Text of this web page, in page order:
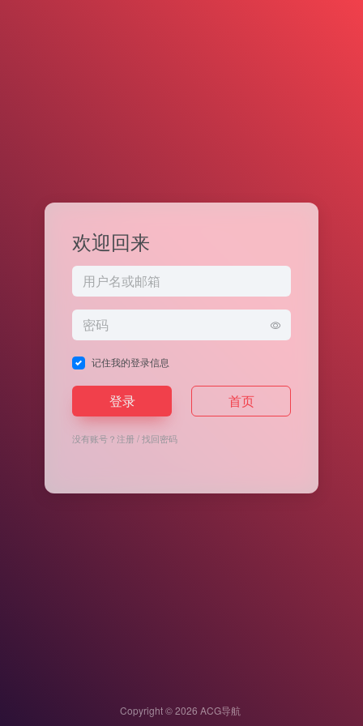
欢迎回来
记住我的登录信息
登录 首页
没有账号？注册/找回密码
Copyright © 2026 ACG导航